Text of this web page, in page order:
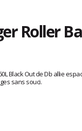
Roller
Black Out de Db allie
sans souci.